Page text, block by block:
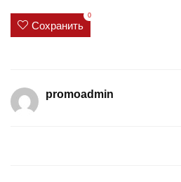
Сохранить
0
promoadmin